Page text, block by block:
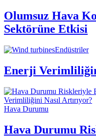
Olumsuz Hava
Sektörüne Etkisi
Endüstriler
Enerji
Hava Durumu
Hava Durumu